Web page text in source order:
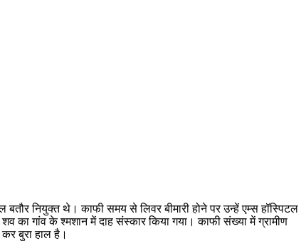
नियुक्त थे। काफी समय से लिवर बीमारी होने पर उन्हें एम्स हॉस्पिटल
शव का गांव के श्मशान में दाह संस्कार किया गया। काफी संख्या में ग्रामीण
बुरा हाल है।